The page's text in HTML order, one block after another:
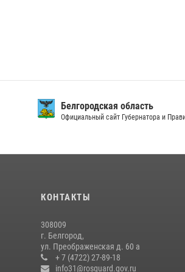
Белгородская область
Официальный сайт Губернатора и
КОНТАКТЫ
308009
г. Белгород,
ул. Преображенская д. 60 а
+ 7 (4722) 27-89-18
info31@rosguard.gov.ru